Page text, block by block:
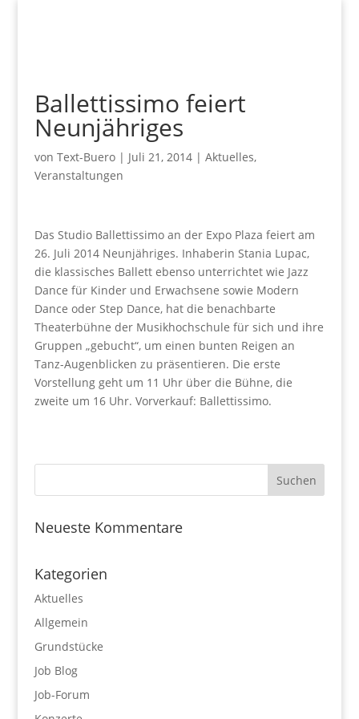
Ballettissimo feiert
Neunjähriges
von Text-Buero| Juli 21, 2014| Aktuelles,
Veranstaltungen
Das Studio Ballettissimo an der Expo Plaza feiert am
26. Juli 2014 Neunjähriges. Inhaberin Stania Lupac,
die klassisches Ballett ebenso unterrichtet wie Jazz
Dance für Kinder und Erwachsene sowie Modern
Dance oder Step Dance, hat die benachbarte
Theaterbühne der Musikhochschule für sich und ihre
Gruppen „gebucht“, um einen bunten Reigen an
Tanz-Augenblicken zu präsentieren. Die erste
Vorstellung geht um 11 Uhr über die Bühne, die
zweite um 16 Uhr. Vorverkauf: Ballettissimo.
Neueste Kommentare
Kategorien
Aktuelles
Allgemein
Grundstücke
Job Blog
Job-Forum